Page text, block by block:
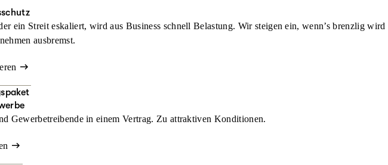
ein Streit eskaliert, wird aus Business schnell Belastung. Wir steigen ein, wenn’s brenzlig wird
ausbremst.
Gewerbetreibende in einem Vertrag. Zu attraktiven Konditionen.